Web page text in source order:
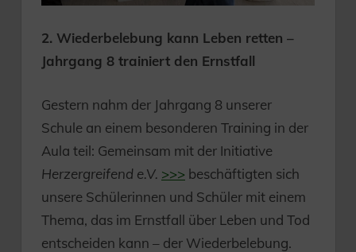
2. Wiederbelebung kann Leben retten –
Jahrgang 8 trainiert den Ernstfall
Gestern nahm der Jahrgang 8 unserer
Schule an einem besonderen Training in der
Aula teil: Gemeinsam mit der Initiative
Herzergreifend e.V. >>> beschäftigten sich
unsere Schülerinnen und Schüler mit einem
Thema, das im Ernstfall über Leben und Tod
entscheiden kann – der Wiederbelebung.